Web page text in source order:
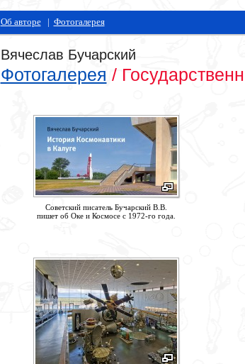
Об авторе| Фотогалерея
Вячеслав Бучарский
Фотогалерея /
Советский писатель Бучарский В.В.
пишет об Оке и Космосе с 1972-го года.